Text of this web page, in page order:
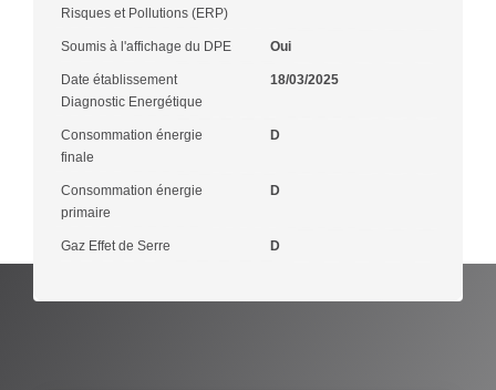
Risques et Pollutions (ERP)
Soumis à l'affichage du DPE Oui
Date établissement
Diagnostic Energétique
18/03/2025
Consommation énergie
finale
D
Consommation énergie
primaire
D
Gaz Effet de Serre D